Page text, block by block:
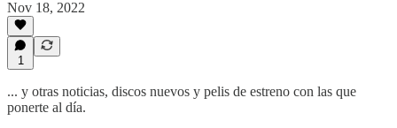
Nov 18, 2022
1
... y otras noticias, discos nuevos y pelis de estreno con las que
ponerte al día.